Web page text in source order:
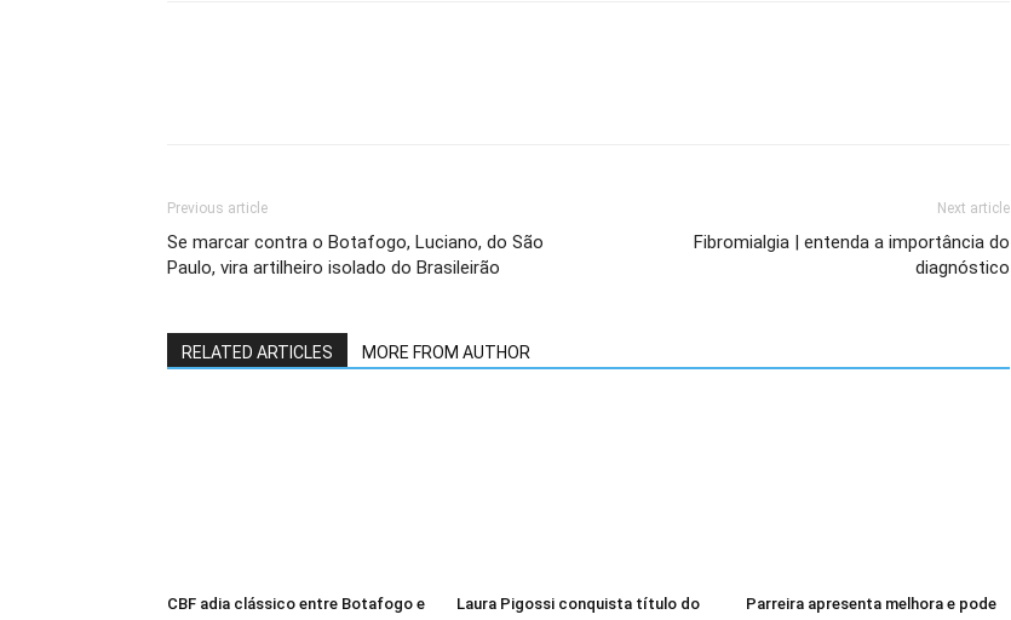
Previous article
Se marcar contra o Botafogo, Luciano, do São
Paulo, vira artilheiro isolado do Brasileirão
Next article
Fibromialgia | entenda a importância do
diagnóstico
RELATED ARTICLES MORE FROM AUTHOR
CBF adia clássico entre Botafogo e
Laura Pigossi conquista título do
Parreira apresenta melhora e pode